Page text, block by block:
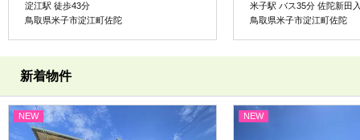
淀江駅 徒歩43分
鳥取県米子市淀江町佐陀
米子駅 バス35分 佐陀新田
鳥取県米子市淀江町佐陀
新着物件
NEW NEW